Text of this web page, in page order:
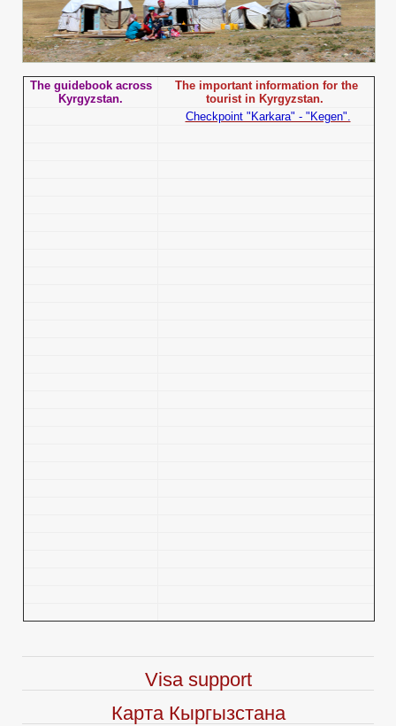
The guidebook across
Kyrgyzstan.
The important information for the
tourist in Kyrgyzstan.
Checkpoint "Karkara" - "Kegen".
Visa support
Карта Кыргызстана